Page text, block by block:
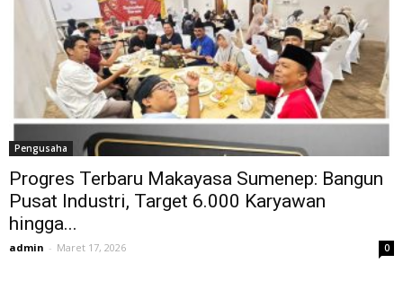
Pengusaha
Progres Terbaru Makayasa Sumenep: Bangun
Pusat Industri, Target 6.000 Karyawan
hingga...
admin - Maret 17, 2026 0